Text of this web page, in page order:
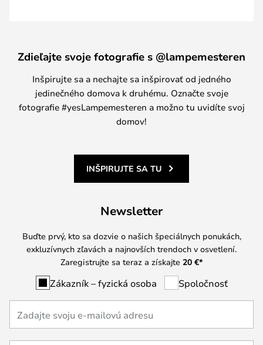
Zdieľajte svoje fotografie s @lampemesteren
Inšpirujte sa a nechajte sa inšpirovať od jedného
jedinečného domova k druhému. Označte svoje
fotografie #yesLampemesteren a možno tu uvidíte svoj
domov!
INŠPIRUJTE SA TU
Newsletter
Buďte prvý, kto sa dozvie o našich špeciálnych ponukách,
exkluzívnych zľavách a najnovších trendoch v osvetlení.
Zaregistrujte sa teraz a získajte 20 €*
Zákazník – fyzická osoba Spoločnosť